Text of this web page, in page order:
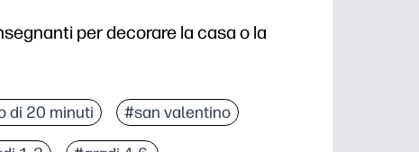
per decorare la casa o la
di 20 minuti #san valentino